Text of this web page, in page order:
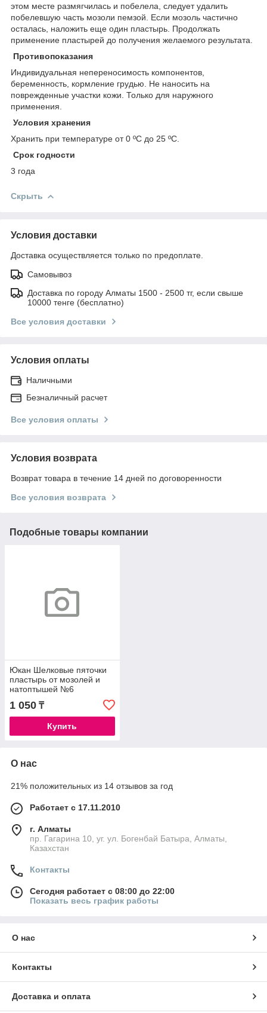
этом месте размягчилась и побелела, следует удалить
побелевшую часть мозоли пемзой. Если мозоль частично
осталась, наложить еще один пластырь. Продолжать
применение пластырей до получения желаемого результата.
Противопоказания
Индивидуальная непереносимость компонентов,
беременность, кормление грудью. Не наносить на
поврежденные участки кожи. Только для наружного
применения.
Условия хранения
Хранить при температуре от 0 ºC до 25 ºC.
Срок годности
3 года
Скрыть
Условия доставки
Доставка осуществляется только по предоплате.
Самовывоз
Доставка по городу Алматы 1500 - 2500 тг, если свыше
10000 тенге (бесплатно)
Все условия доставки
Условия оплаты
Наличными
Безналичный расчет
Все условия оплаты
Условия возврата
Возврат товара в течение 14 дней по договоренности
Все условия возврата
Подобные товары компании
Юкан Шелковые пяточки
пластырь от мозолей и
натоптышей №6
1 050 ₸
Купить
О нас
21% положительных из 14 отзывов за год
Работает с 17.11.2010
г. Алматы
пр. Гагарина 10, уг. ул. Богенбай Батыра, Алматы,
Казахстан
Контакты
Сегодня работает с 08:00 до 22:00
Показать весь график работы
О нас
Контакты
Доставка и оплата